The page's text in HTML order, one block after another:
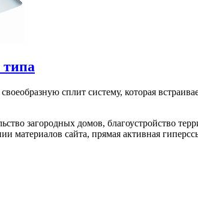
типа
сплит систему, которая
загородных домов, благоустройство
материалов сайта, прямая активная